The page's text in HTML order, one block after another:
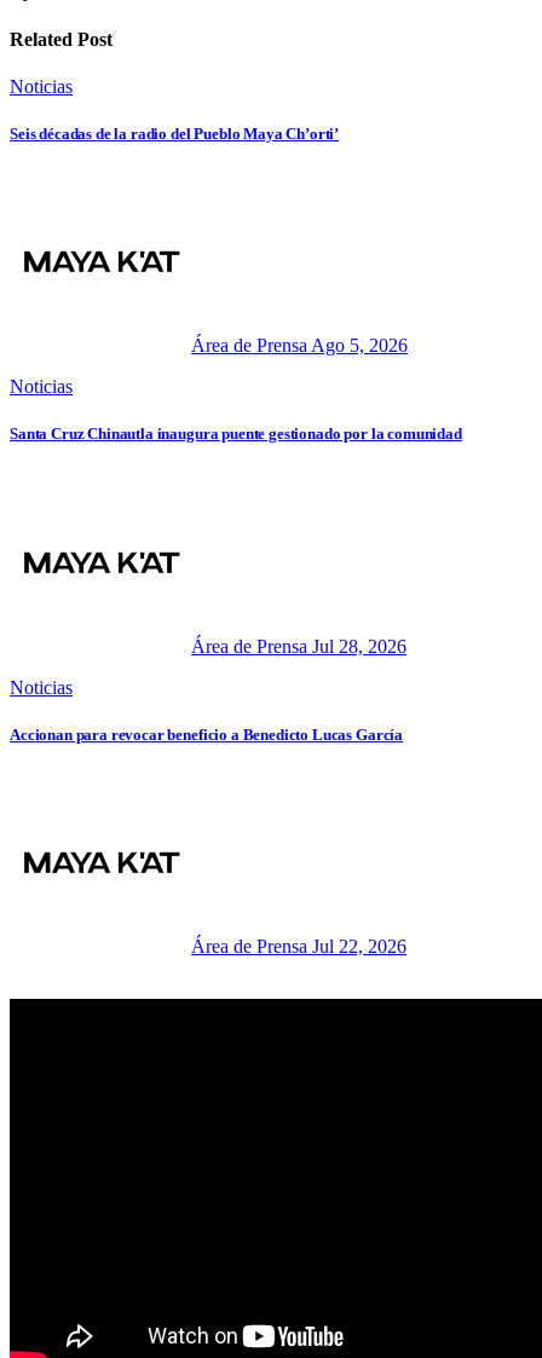
Related Post
Noticias
Seis décadas de la radio del Pueblo Maya Ch’orti’
Área de Prensa Ago 5, 2026
Noticias
Santa Cruz Chinautla inaugura puente gestionado por la comunidad
Área de Prensa Jul 28, 2026
Noticias
Accionan para revocar beneficio a Benedicto Lucas García
Área de Prensa Jul 22, 2026